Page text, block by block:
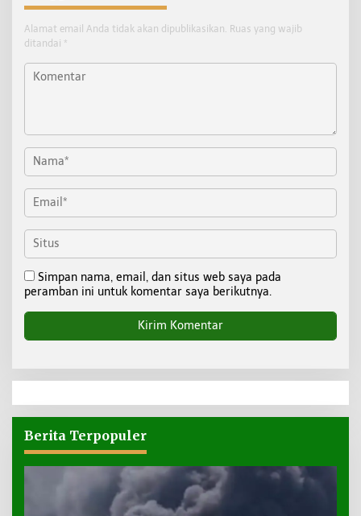
Alamat email Anda tidak akan dipublikasikan. Ruas yang wajib
ditandai *
Simpan nama, email, dan situs web saya pada
peramban ini untuk komentar saya berikutnya.
Berita Terpopuler